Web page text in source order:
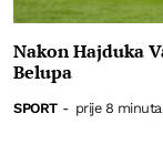
Nakon Hajduka
Belupa
SPORT - prije 8 minuta